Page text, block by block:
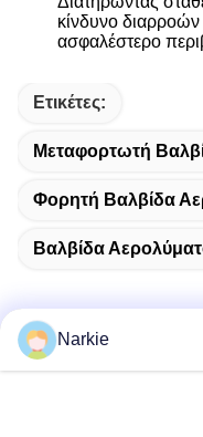
κίνδυνο διαρροών
ασφαλέστερο
Ετικέτες:
Μεταφορτωτή
Φορητή Βαλβίδα
Βαλβίδα
Narkie